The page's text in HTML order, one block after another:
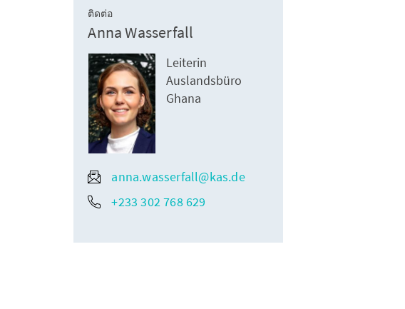
ติดต่อ
Anna Wasserfall
Leiterin
Auslandsbüro
Ghana
anna.wasserfall@kas.de
+233 302 768 629